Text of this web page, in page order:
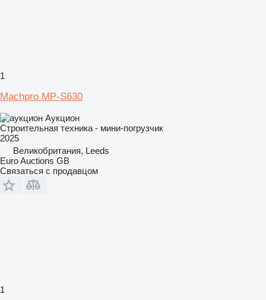
1
Machpro MP-S630
Аукцион
Строительная техника - мини-погрузчик
2025
Великобритания, Leeds
Euro Auctions GB
Связаться с продавцом
1